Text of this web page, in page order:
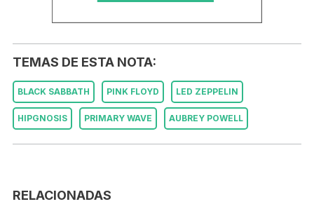
TEMAS DE ESTA NOTA:
BLACK SABBATH PINK FLOYD LED ZEPPELIN
HIPGNOSIS PRIMARY WAVE AUBREY POWELL
RELACIONADAS